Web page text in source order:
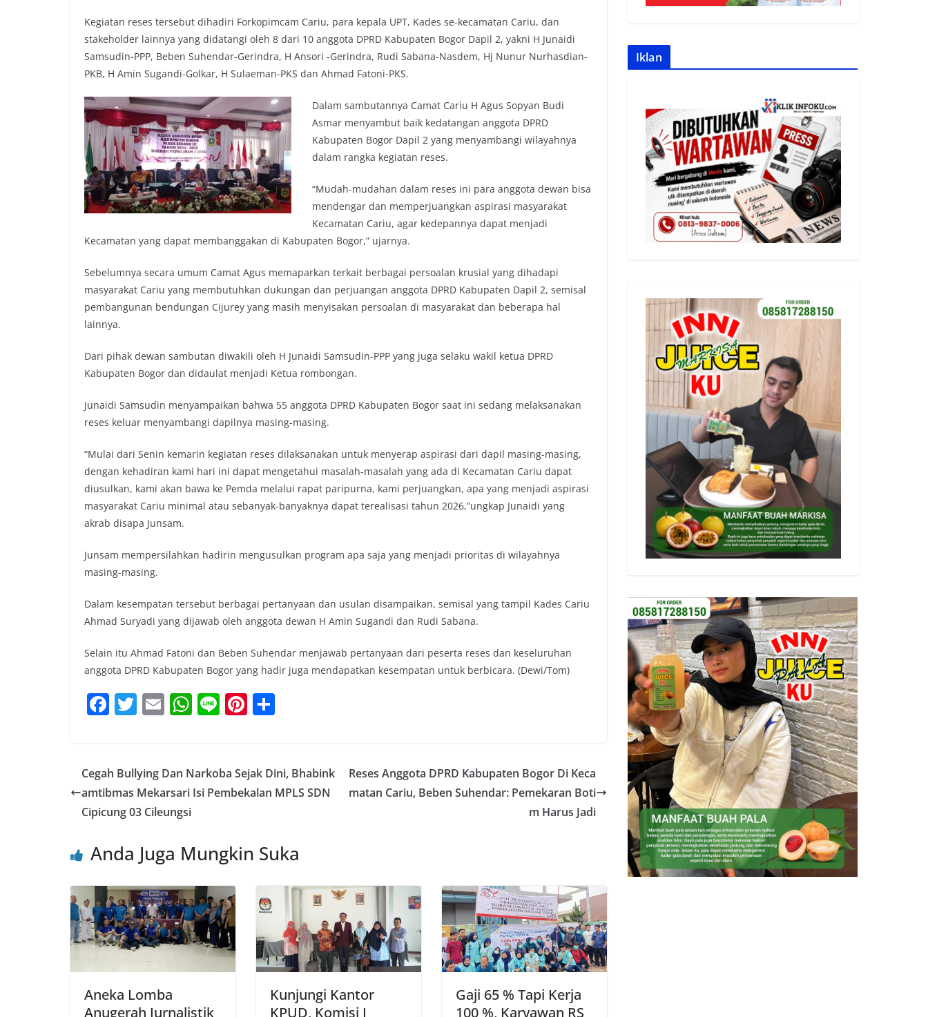
Kegiatan reses tersebut dihadiri Forkopimcam Cariu, para kepala UPT, Kades se-kecamatan Cariu, dan
stakeholder lainnya yang didatangi oleh 8 dari 10 anggota DPRD Kabupaten Bogor Dapil 2, yakni H Junaidi
Samsudin-PPP, Beben Suhendar-Gerindra, H Ansori -Gerindra, Rudi Sabana-Nasdem, Hj Nunur Nurhasdian-
PKB, H Amin Sugandi-Golkar, H Sulaeman-PKS dan Ahmad Fatoni-PKS.
Dalam sambutannya Camat Cariu H Agus Sopyan Budi
Asmar menyambut baik kedatangan anggota DPRD
Kabupaten Bogor Dapil 2 yang menyambangi wilayahnya
dalam rangka kegiatan reses.
“Mudah-mudahan dalam reses ini para anggota dewan bisa
mendengar dan memperjuangkan aspirasi masyarakat
Kecamatan Cariu, agar kedepannya dapat menjadi
Kecamatan yang dapat membanggakan di Kabupaten Bogor,” ujarnya.
Sebelumnya secara umum Camat Agus memaparkan terkait berbagai persoalan krusial yang dihadapi
masyarakat Cariu yang membutuhkan dukungan dan perjuangan anggota DPRD Kabupaten Dapil 2, semisal
pembangunan bendungan Cijurey yang masih menyisakan persoalan di masyarakat dan beberapa hal
lainnya.
Dari pihak dewan sambutan diwakili oleh H Junaidi Samsudin-PPP yang juga selaku wakil ketua DPRD
Kabupaten Bogor dan didaulat menjadi Ketua rombongan.
Junaidi Samsudin menyampaikan bahwa 55 anggota DPRD Kabupaten Bogor saat ini sedang melaksanakan
reses keluar menyambangi dapilnya masing-masing.
“Mulai dari Senin kemarin kegiatan reses dilaksanakan untuk menyerap aspirasi dari dapil masing-masing,
dengan kehadiran kami hari ini dapat mengetahui masalah-masalah yang ada di Kecamatan Cariu dapat
diusulkan, kami akan bawa ke Pemda melalui rapat paripurna, kami perjuangkan, apa yang menjadi aspirasi
masyarakat Cariu minimal atau sebanyak-banyaknya dapat terealisasi tahun 2026,”ungkap Junaidi yang
akrab disapa Junsam.
Junsam mempersilahkan hadirin mengusulkan program apa saja yang menjadi prioritas di wilayahnya
masing-masing.
Dalam kesempatan tersebut berbagai pertanyaan dan usulan disampaikan, semisal yang tampil Kades Cariu
Ahmad Suryadi yang dijawab oleh anggota dewan H Amin Sugandi dan Rudi Sabana.
Selain itu Ahmad Fatoni dan Beben Suhendar menjawab pertanyaan dari peserta reses dan keseluruhan
anggota DPRD Kabupaten Bogor yang hadir juga mendapatkan kesempatan untuk berbicara. (Dewi/Tom)
F
e
b
o
k
T
er
E
l
W
s
A
Li Pi
e
st
e
Cegah Bullying Dan Narkoba Sejak Dini, Bhabink
amtibmas Mekarsari Isi Pembekalan MPLS SDN
Cipicung 03 Cileungsi
Reses Anggota DPRD Kabupaten Bogor Di Keca
matan Cariu, Beben Suhendar: Pemekaran Boti
m Harus Jadi
Anda Juga Mungkin Suka
Aneka Lomba
Anugerah Jurnalistik
Kunjungi Kantor
KPUD, Komisi I
Gaji 65 % Tapi Kerja
100 %, Karyawan RS
Iklan